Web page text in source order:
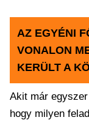
AZ EGYÉNI
VONALON
KERÜLT A
Akit már
hogy milyen